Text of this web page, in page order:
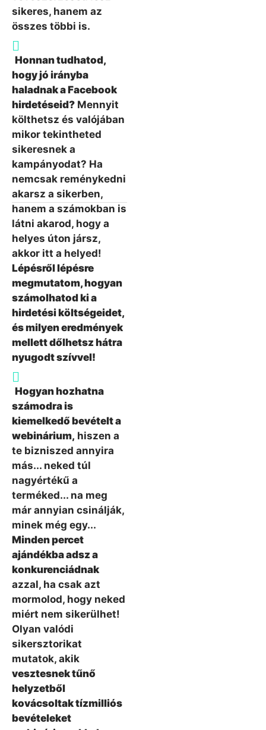
sikeres, hanem az
összes többi is.
Honnan tudhatod,
hogy jó irányba
haladnak a Facebook
hirdetéseid? Mennyit
költhetsz és valójában
mikor tekintheted
sikeresnek a
kampányodat? Ha
nemcsak reménykedni
akarsz a sikerben,
hanem a számokban is
látni akarod, hogy a
helyes úton jársz,
akkor itt a helyed!
Lépésről lépésre
megmutatom, hogyan
számolhatod ki a
hirdetési költségeidet,
és milyen eredmények
mellett dőlhetsz hátra
nyugodt szívvel!
Hogyan hozhatna
számodra is
kiemelkedő bevételt a
webinárium, hiszen a
te bizniszed annyira
más... neked túl
nagyértékű a
terméked... na meg
már annyian csinálják,
minek még egy...
Minden percet
ajándékba adsz a
konkurenciádnak
azzal, ha csak azt
mormolod, hogy neked
miért nem sikerülhet!
Olyan valódi
sikersztorikat
mutatok, akik
vesztesnek tűnő
helyzetből
kovácsoltak tízmilliós
bevételeket